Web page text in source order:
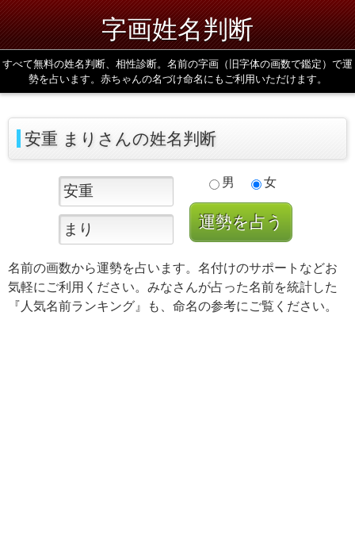
字画姓名判断
すべて無料の姓名判断、相性診断。名前の字画（旧字体の画数で鑑定）で運
勢を占います。赤ちゃんの名づけ命名にもご利用いただけます。
安重 まりさんの姓名判断
男 女
名前の画数から運勢を占います。名付けのサポートなどお
気軽にご利用ください。みなさんが占った名前を統計した
『人気名前ランキング』も、命名の参考にご覧ください。